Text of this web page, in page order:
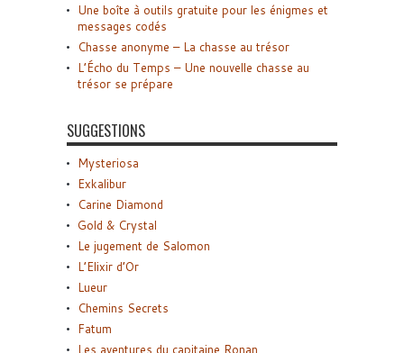
Une boîte à outils gratuite pour les énigmes et
messages codés
Chasse anonyme – La chasse au trésor
L’Écho du Temps – Une nouvelle chasse au
trésor se prépare
SUGGESTIONS
Mysteriosa
Exkalibur
Carine Diamond
Gold & Crystal
Le jugement de Salomon
L’Elixir d’Or
Lueur
Chemins Secrets
Fatum
Les aventures du capitaine Ronan